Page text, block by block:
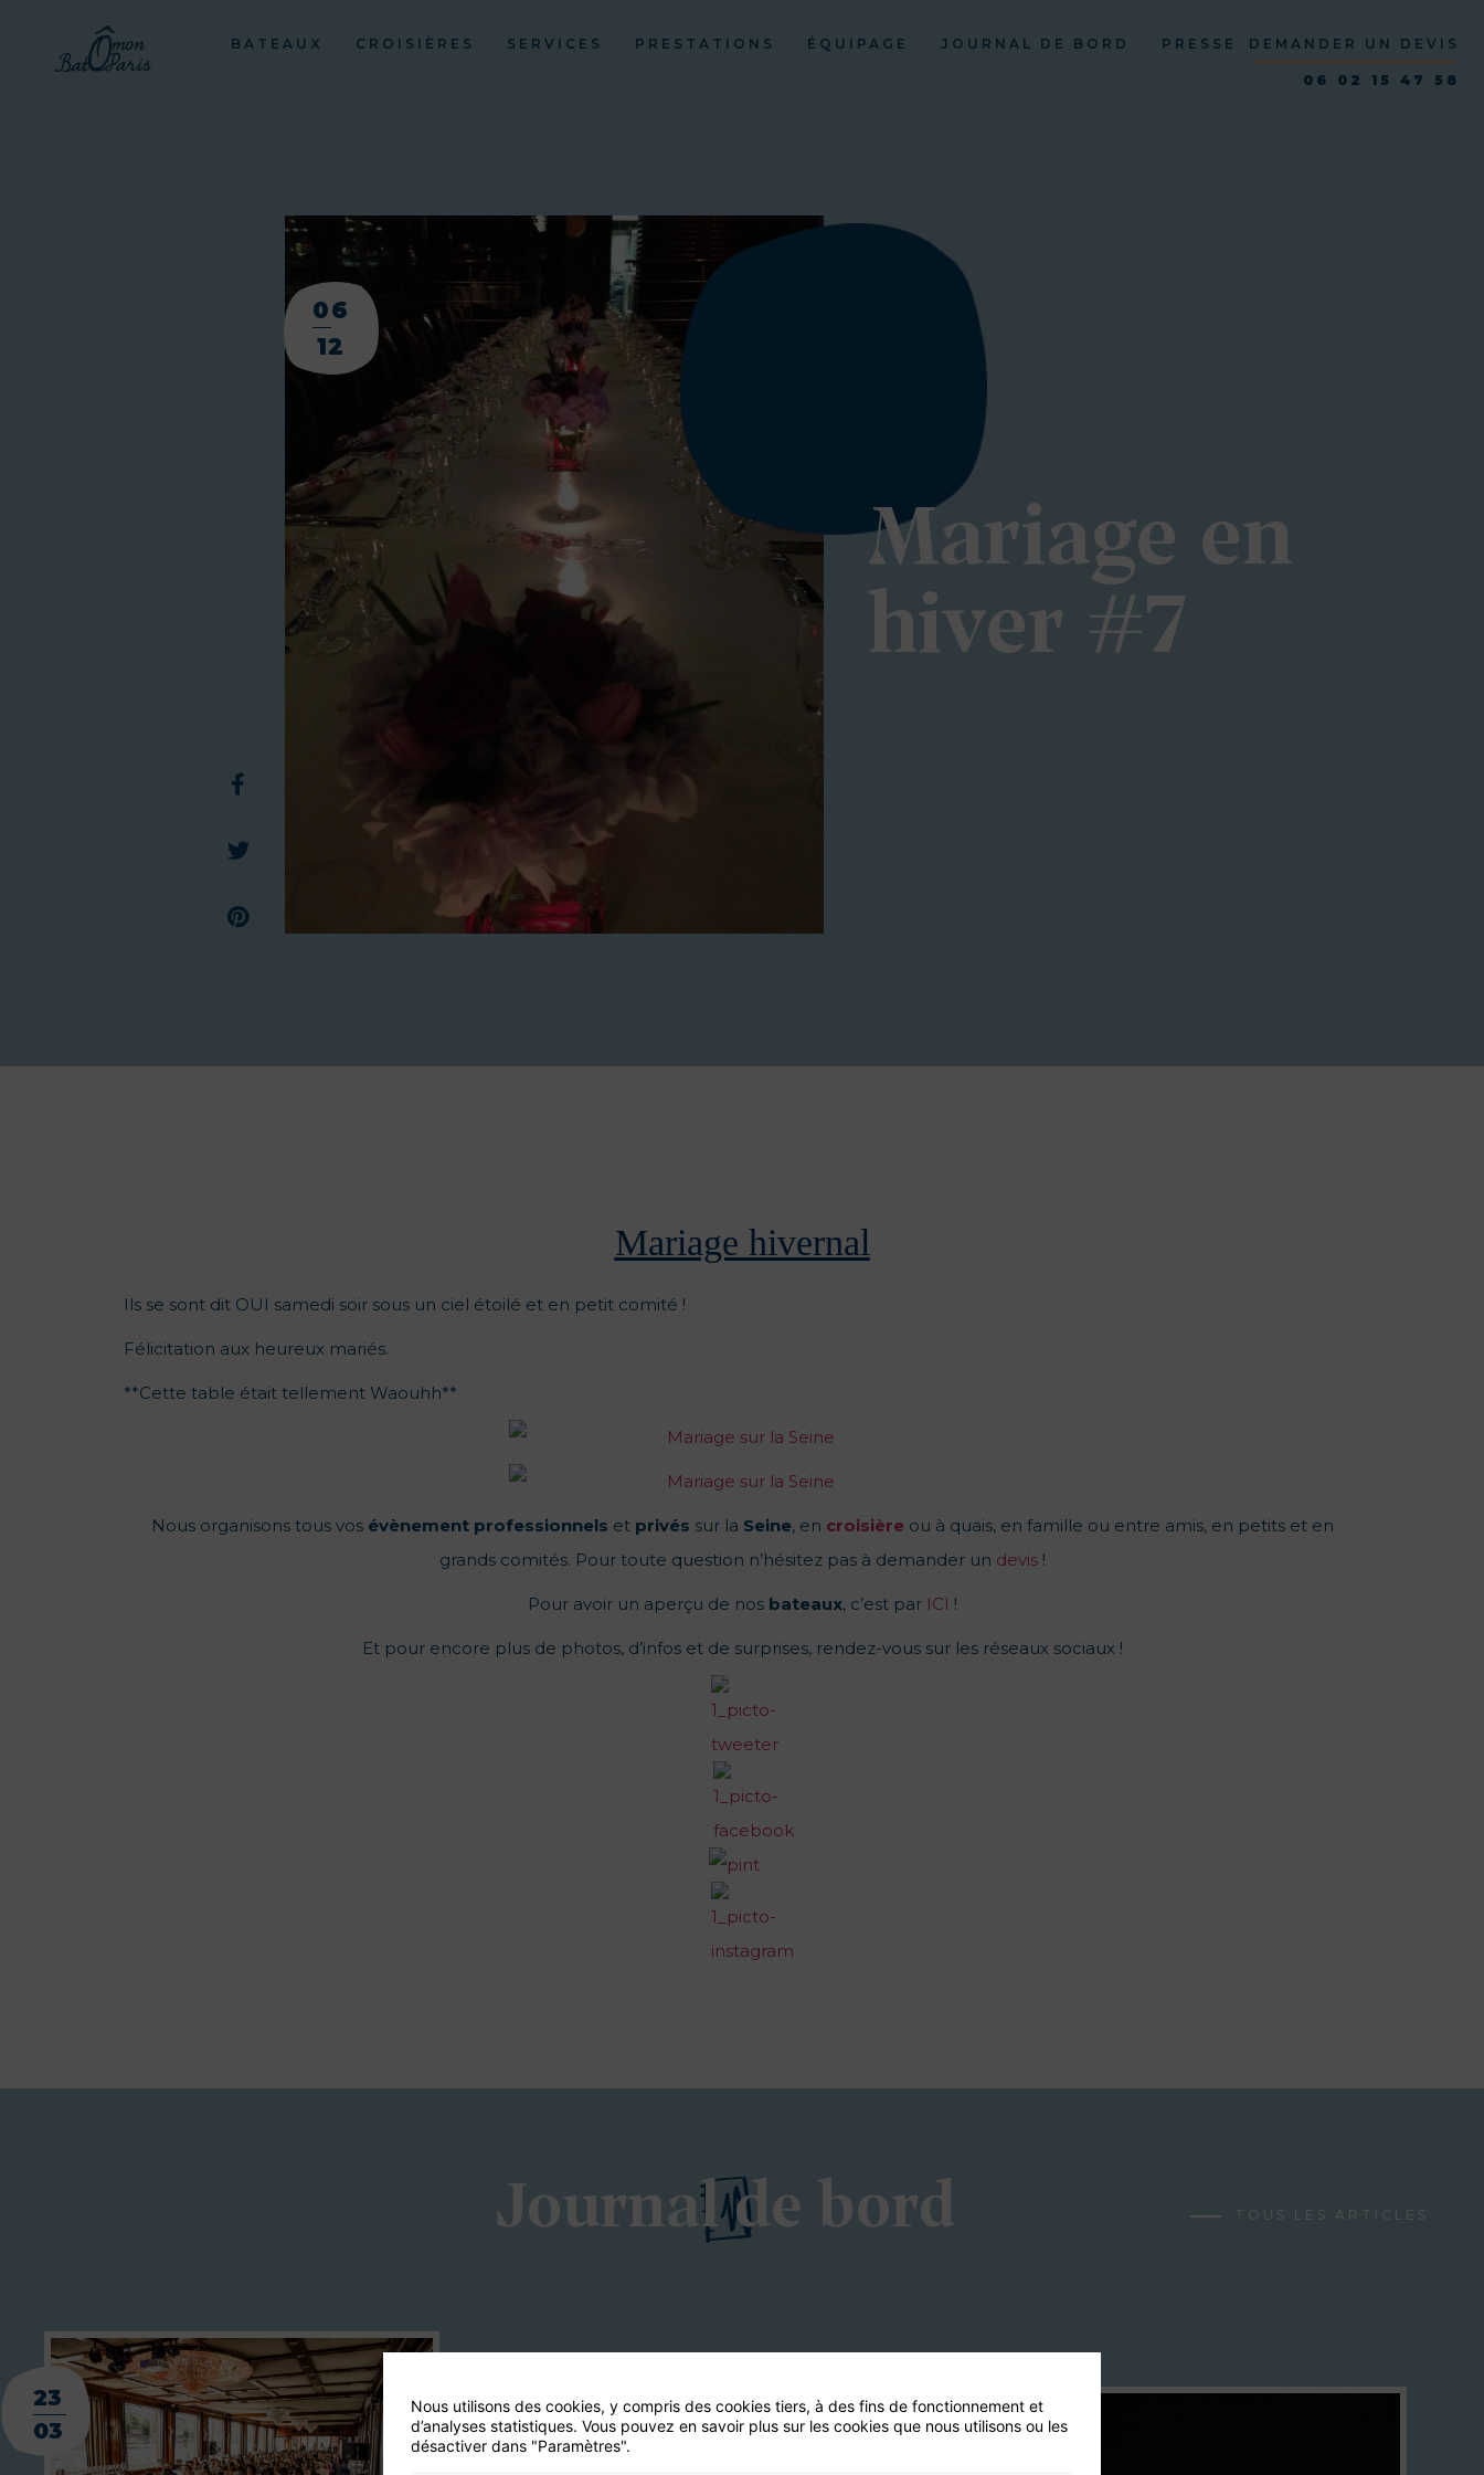
BATEAUX CROISIÈRES SERVICES PRESTATIONS ÉQUIPAGE JOURNAL DE BORD PRESSE DEMANDER UN DEVIS
06 02 15 47 58
06
12
Mariage en
hiver #7
Mariage hivernal
Ils se sont dit OUI samedi soir sous un ciel étoilé et en petit comité !
Félicitation aux heureux mariés.
**Cette table était tellement Waouhh**
Nous organisons tous vos évènement professionnels et privés sur la Seine, en croisière ou à quais, en famille ou entre amis, en petits et en
grands comités. Pour toute question n’hésitez pas à demander un devis!
Pour avoir un aperçu de nos bateaux, c’est parICI !
Et pour encore plus de photos, d’infos et de surprises, rendez-vous sur les réseaux sociaux !
Journal de bord TOUS LES ARTICLES
23
03
Nous utilisons des cookies, y compris des cookies tiers, à des fins de fonctionnement et
d’analyses statistiques. Vous pouvez en savoir plus sur les cookies que nous utilisons ou les
désactiver dans "Paramètres".